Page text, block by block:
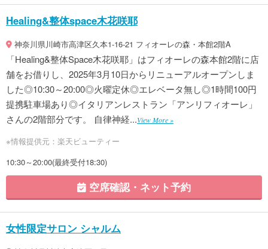
Healing&整体space木花咲耶
神奈川県川崎市高津区久本1-16-21 フィオーレの森・本館2階A
「Healing&整体Space木花咲耶」はフィオーレの森本館2階に店
舗をお借りし、2025年3月10日からリニューアルオープンしま
した◎10:30～20:00◎火曜定休◎エレベータ無し◎1時間100円
提携駐車場あり◎イタリアンレストラン「アンリフィオーレ」
さんの2階部分です。 自律神経...View More »
※情報提供元：楽天ビューティー
10:30～20:00(最終受付18:30)
空席確認・ネット予約
女性限定サロン シャルム